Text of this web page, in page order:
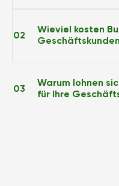
02
Wieviel kosten
03
Warum lohnen
für Ihre